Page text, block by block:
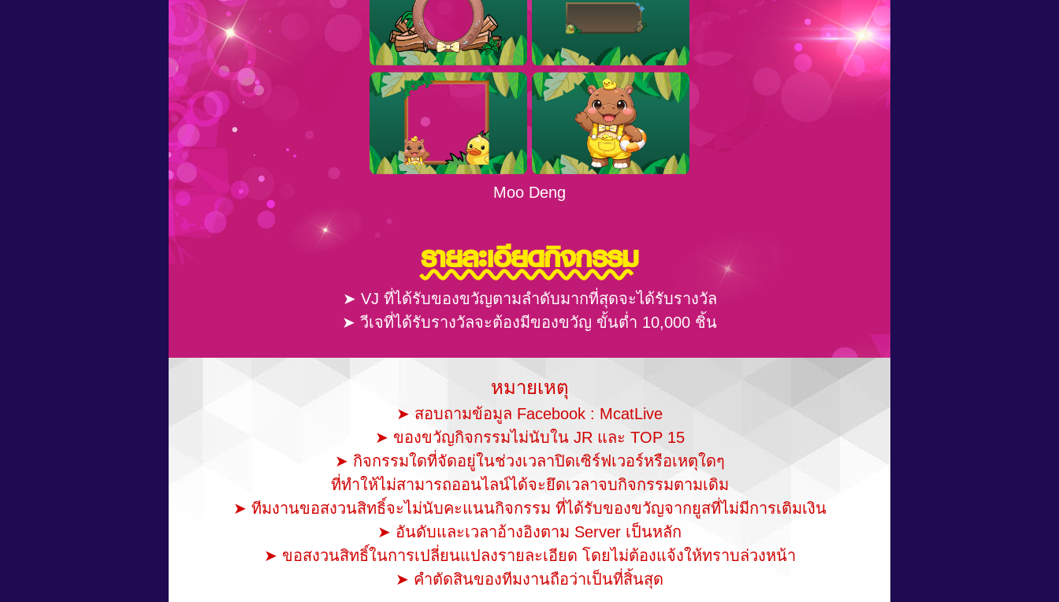
Moo Deng
รายละเอียดกิจกรรม
➤ VJ ที่ได้รับของขวัญตามลำดับมากที่สุดจะได้รับรางวัล
➤ วีเจที่ได้รับรางวัลจะต้องมีของขวัญ ขั้นต่ำ 10,000 ชิ้น
หมายเหตุ
➤ สอบถามข้อมูล Facebook : McatLive
➤ ของขวัญกิจกรรมไม่นับใน JR และ TOP 15
➤ กิจกรรมใดที่จัดอยู่ในช่วงเวลาปิดเซิร์ฟเวอร์หรือเหตุใดๆ
ที่ทำให้ไม่สามารถออนไลน์ได้จะยึดเวลาจบกิจกรรมตามเดิม
➤ ทีมงานขอสงวนสิทธิ์จะไม่นับคะแนนกิจกรรม ที่ได้รับของขวัญจากยูสที่ไม่มีการเติมเงิน
➤ อันดับและเวลาอ้างอิงตาม Server เป็นหลัก
➤ ขอสงวนสิทธิ์ในการเปลี่ยนแปลงรายละเอียด โดยไม่ต้องแจ้งให้ทราบล่วงหน้า
➤ คำตัดสินของทีมงานถือว่าเป็นที่สิ้นสุด